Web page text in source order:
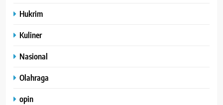
Hukrim
Kuliner
Nasional
Olahraga
opin